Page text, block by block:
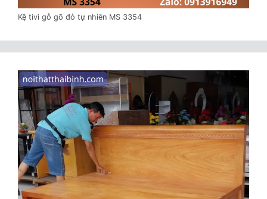
Kệ tivi gỗ gõ đỏ tự nhiên MS 3354